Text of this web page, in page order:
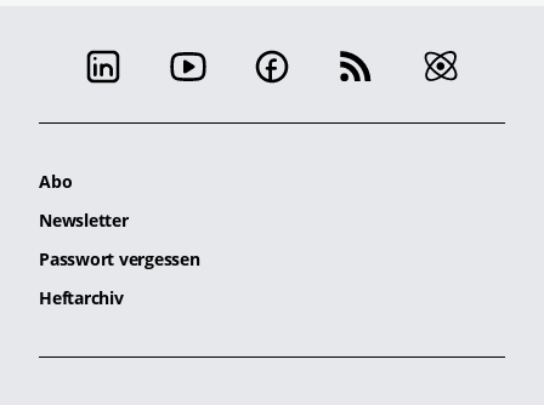
Abo
Newsletter
Passwort vergessen
Heftarchiv